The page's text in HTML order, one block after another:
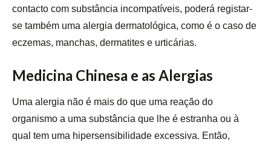
contacto com substância incompatíveis, poderá registar-
se também uma alergia dermatológica, como é o caso de
eczemas, manchas, dermatites e urticárias.
Medicina Chinesa e as Alergias
Uma alergia não é mais do que uma reação do
organismo a uma substância que lhe é estranha ou à
qual tem uma hipersensibilidade excessiva. Então,